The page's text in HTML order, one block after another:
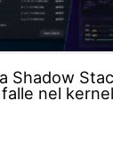
Shadow
nel kernel